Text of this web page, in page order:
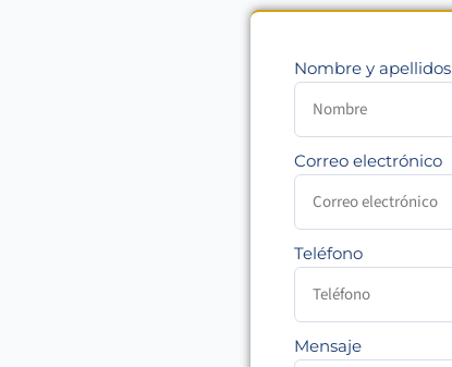
Nombre y apellidos
Correo electrónico
Teléfono
Mensaje